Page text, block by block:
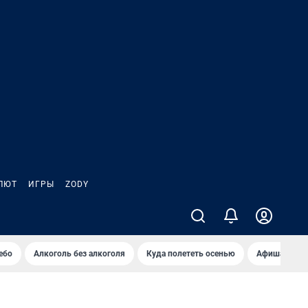
ИГРЫ ZODY
Алкоголь без алкоголя Куда полететь осенью Афиша на